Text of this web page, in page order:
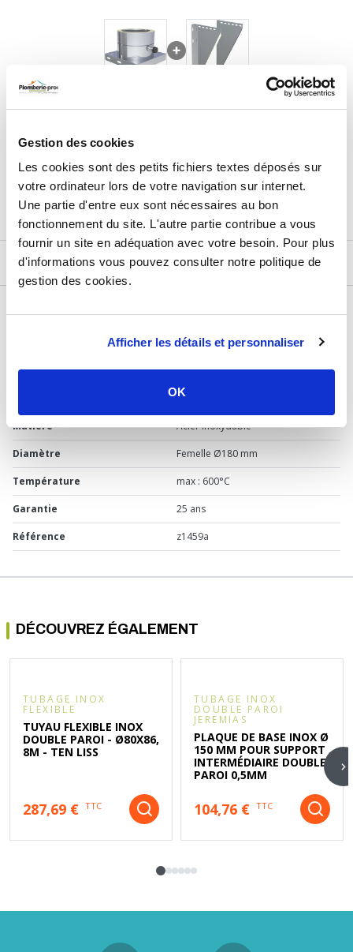
Gestion des cookies
Les cookies sont des petits fichiers textes déposés sur
votre ordinateur lors de votre navigation sur internet.
Une partie d'entre eux sont nécessaires au bon
fonctionnement du site. L'autre partie contribue a vous
fournir un site en adéquation avec votre besoin. Pour plus
d'informations vous pouvez consulter notre politique de
gestion des cookies.
Afficher les détails et personnaliser
OK
installations standards
- emplacement : adaptée à l'intérieur et à l'extérieur
- usage : parfaite pour un usage régulier ou intensif
- efficacité thermique : haute efficacité, meilleure rétention de
et d'une paroi extérieure
DESCRIPTIF
Double paroi
Usage Chaudière
Sélection P Pro
Matière Acier inoxydable
Diamètre Femelle Ø180 mm
Température max : 600°C
Garantie 25 ans
Référence z1459a
DÉCOUVREZ ÉGALEMENT
TUBAGE INOX
FLEXIBLE
TUYAU FLEXIBLE INOX
DOUBLE PAROI - Ø80X86,
8M - TEN LISS
287,69 € TTC
TUBAGE INOX
DOUBLE PAROI
JEREMIAS
PLAQUE DE BASE INOX Ø
150 MM POUR SUPPORT
INTERMÉDIAIRE DOUBLE
PAROI 0,5MM
104,76 € TTC